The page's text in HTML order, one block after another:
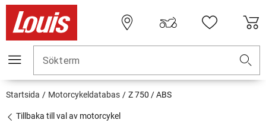
Sökterm
Startsida Motorcykeldatabas Z 750 / ABS
Tillbaka till val av motorcykel